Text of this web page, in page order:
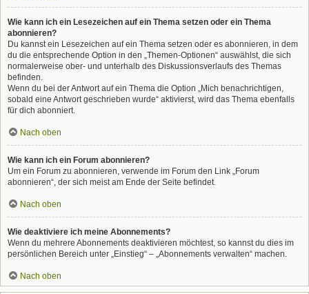
Wie kann ich ein Lesezeichen auf ein Thema setzen oder ein Thema
abonnieren?
Du kannst ein Lesezeichen auf ein Thema setzen oder es abonnieren, in dem
du die entsprechende Option in den „Themen-Optionen“ auswählst, die sich
normalerweise ober- und unterhalb des Diskussionsverlaufs des Themas
befinden.
Wenn du bei der Antwort auf ein Thema die Option „Mich benachrichtigen,
sobald eine Antwort geschrieben wurde“ aktivierst, wird das Thema ebenfalls
für dich abonniert.
Nach oben
Wie kann ich ein Forum abonnieren?
Um ein Forum zu abonnieren, verwende im Forum den Link „Forum
abonnieren“, der sich meist am Ende der Seite befindet.
Nach oben
Wie deaktiviere ich meine Abonnements?
Wenn du mehrere Abonnements deaktivieren möchtest, so kannst du dies im
persönlichen Bereich unter „Einstieg“ – „Abonnements verwalten“ machen.
Nach oben